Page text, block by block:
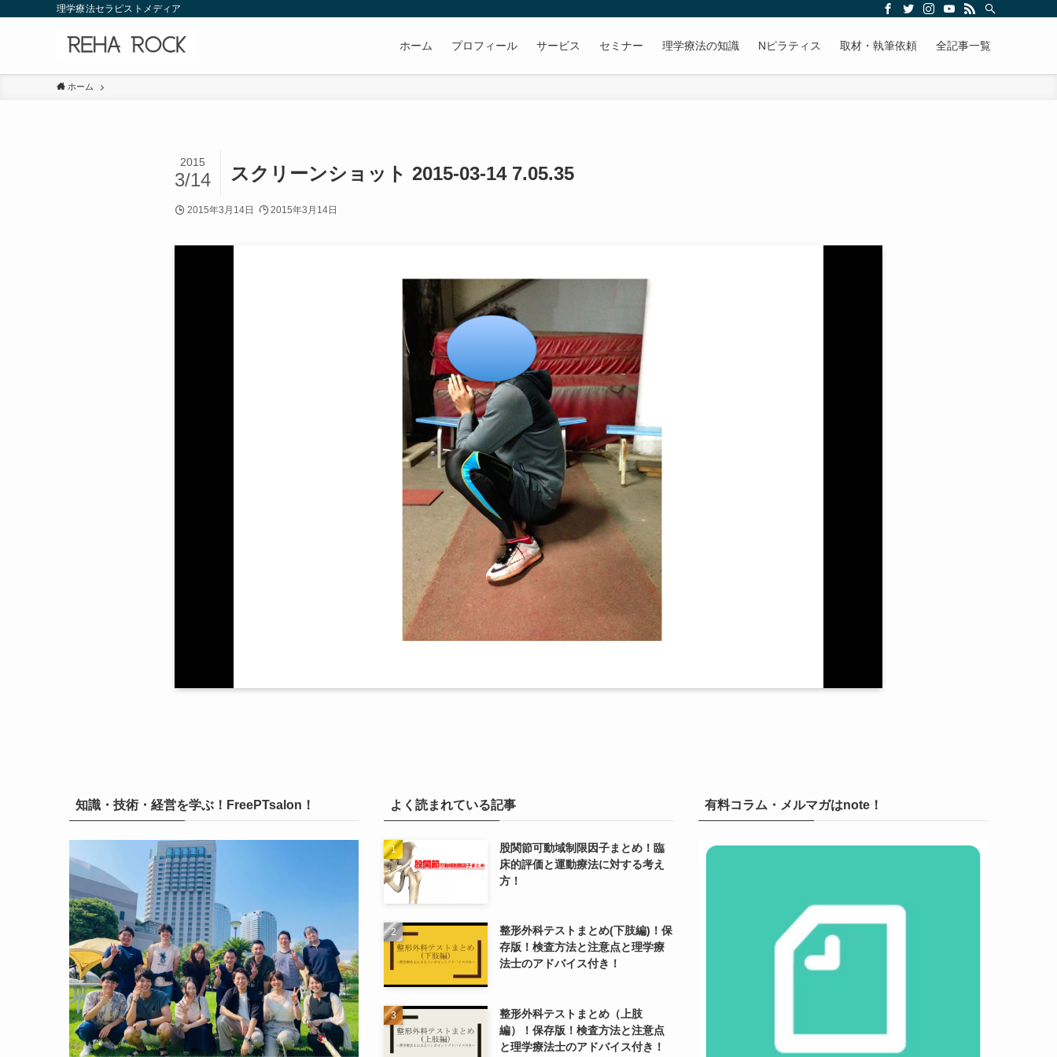
理学療法セラピストメディア
ホーム プロフィール サービス セミナー 理学療法の知識 Nピラティス 取材・執筆依頼 全記事一覧
ホーム
スクリーンショット 2015-03-14 7.05.35
2015
3/14
2015年3月14日 2015年3月14日
知識・技術・経営を学ぶ！FreePTsalon！ よく読まれている記事
股関節可動域制限因子まとめ！臨
床的評価と運動療法に対する考え
方！
整形外科テストまとめ(下肢編)！保
存版！検査方法と注意点と理学療
法士のアドバイス付き！
整形外科テストまとめ（上肢
編）！保存版！検査方法と注意点
と理学療法士のアドバイス付き！
有料コラム・メルマガはnote！